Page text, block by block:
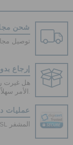
شحن
توصيل
إرجاع
هل غيرت
الأمر سهلاً.
عمليات
عمليات دفع آمنة 100% باستخدام اتصال SSL المشفر